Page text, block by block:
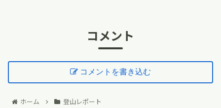
コメント
コメントを書き込む
ホーム 登山レポート